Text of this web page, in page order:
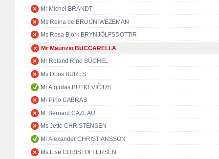
Mr Michel BRANDT
Ms Reina de BRUIJN-WEZEMAN
Ms Rósa Björk BRYNJÓLFSDÓTTIR
Mr Maurizio BUCCARELLA
Mr Roland Rino BÜCHEL
Ms Doris BURES
Mr Algirdas BUTKEVIČIUS
Mr Pino CABRAS
M. Bernard CAZEAU
Ms Jette CHRISTENSEN
Mr Alexander CHRISTIANSSON
Ms Lise CHRISTOFFERSEN